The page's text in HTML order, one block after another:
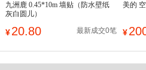
九洲鹿 0.45*10m 墙贴（防水壁纸
灰白圆儿）
¥20.80 最新成交0笔
美的
¥